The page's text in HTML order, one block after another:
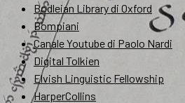
Bodleian Library di Oxford
Bompiani
Canale Youtube di Paolo Nardi
Digital Tolkien
Elvish Linguistic Fellowship
HarperCollins